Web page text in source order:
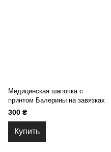
Медицинская шапочка с
принтом Балерины на завязках
300 ₴
Купить